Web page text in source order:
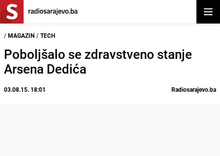
/ MAGAZIN / TECH
Poboljšalo se zdravstveno stanje
Arsena Dedića
03.08.15. 18:01 Radiosarajevo.ba